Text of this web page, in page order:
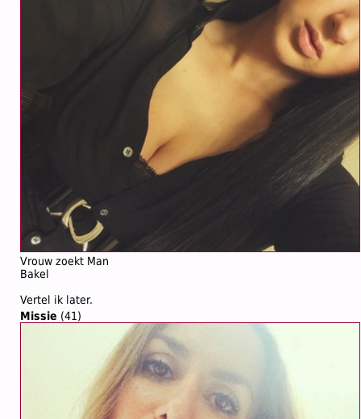
Vrouw zoekt Man
Bakel
Vertel ik later.
Missie (41)